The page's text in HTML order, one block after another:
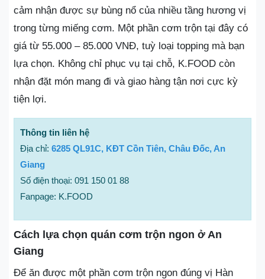
cảm nhận được sự bùng nổ của nhiều tầng hương vị
trong từng miếng cơm. Một phần cơm trộn tại đây có
giá từ 55.000 – 85.000 VNĐ, tuỳ loại topping mà bạn
lựa chọn. Không chỉ phục vụ tại chỗ, K.FOOD còn
nhận đặt món mang đi và giao hàng tận nơi cực kỳ
tiện lợi.
Thông tin liên hệ
Địa chỉ: 6285 QL91C, KĐT Cồn Tiên, Châu Đốc, An
Giang
Số điện thoại: 091 150 01 88
Fanpage: K.FOOD
Cách lựa chọn quán cơm trộn ngon ở An
Giang
Để ăn được một phần cơm trộn ngon đúng vị Hàn